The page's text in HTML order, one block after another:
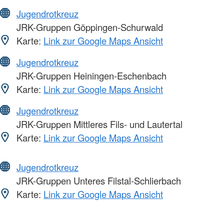
Jugendrotkreuz
JRK-Gruppen Göppingen-Schurwald
Karte: Link zur Google Maps Ansicht
Jugendrotkreuz
JRK-Gruppen Heiningen-Eschenbach
Karte: Link zur Google Maps Ansicht
Jugendrotkreuz
JRK-Gruppen Mittleres Fils- und Lautertal
Karte: Link zur Google Maps Ansicht
Jugendrotkreuz
JRK-Gruppen Unteres Filstal-Schlierbach
Karte: Link zur Google Maps Ansicht